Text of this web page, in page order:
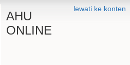
lewati ke konten
AHU
ONLINE